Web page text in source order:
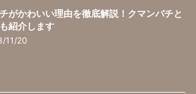
がかわいい理由を徹底解説！クマンバチと
紹介します
11/20